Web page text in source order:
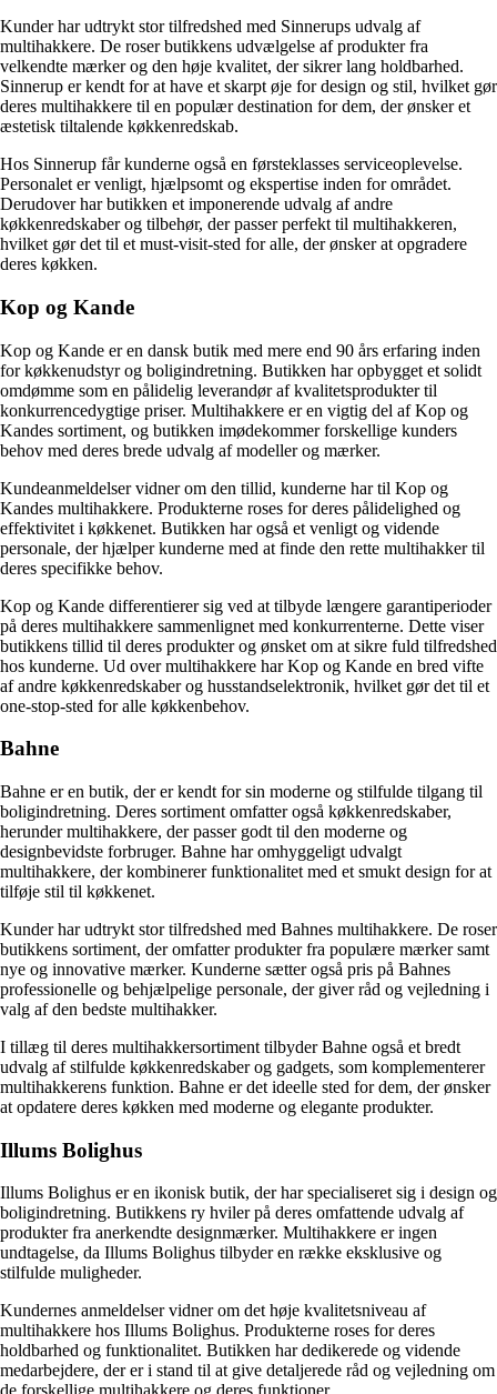
Kunder har udtrykt stor tilfredshed med Sinnerups udvalg af
multihakkere. De roser butikkens udvælgelse af produkter fra
velkendte mærker og den høje kvalitet, der sikrer lang holdbarhed.
Sinnerup er kendt for at have et skarpt øje for design og stil, hvilket gør
deres multihakkere til en populær destination for dem, der ønsker et
æstetisk tiltalende køkkenredskab.
Hos Sinnerup får kunderne også en førsteklasses serviceoplevelse.
Personalet er venligt, hjælpsomt og ekspertise inden for området.
Derudover har butikken et imponerende udvalg af andre
køkkenredskaber og tilbehør, der passer perfekt til multihakkeren,
hvilket gør det til et must-visit-sted for alle, der ønsker at opgradere
deres køkken.
Kop og Kande
Kop og Kande er en dansk butik med mere end 90 års erfaring inden
for køkkenudstyr og boligindretning. Butikken har opbygget et solidt
omdømme som en pålidelig leverandør af kvalitetsprodukter til
konkurrencedygtige priser. Multihakkere er en vigtig del af Kop og
Kandes sortiment, og butikken imødekommer forskellige kunders
behov med deres brede udvalg af modeller og mærker.
Kundeanmeldelser vidner om den tillid, kunderne har til Kop og
Kandes multihakkere. Produkterne roses for deres pålidelighed og
effektivitet i køkkenet. Butikken har også et venligt og vidende
personale, der hjælper kunderne med at finde den rette multihakker til
deres specifikke behov.
Kop og Kande differentierer sig ved at tilbyde længere garantiperioder
på deres multihakkere sammenlignet med konkurrenterne. Dette viser
butikkens tillid til deres produkter og ønsket om at sikre fuld tilfredshed
hos kunderne. Ud over multihakkere har Kop og Kande en bred vifte
af andre køkkenredskaber og husstandselektronik, hvilket gør det til et
one-stop-sted for alle køkkenbehov.
Bahne
Bahne er en butik, der er kendt for sin moderne og stilfulde tilgang til
boligindretning. Deres sortiment omfatter også køkkenredskaber,
herunder multihakkere, der passer godt til den moderne og
designbevidste forbruger. Bahne har omhyggeligt udvalgt
multihakkere, der kombinerer funktionalitet med et smukt design for at
tilføje stil til køkkenet.
Kunder har udtrykt stor tilfredshed med Bahnes multihakkere. De roser
butikkens sortiment, der omfatter produkter fra populære mærker samt
nye og innovative mærker. Kunderne sætter også pris på Bahnes
professionelle og behjælpelige personale, der giver råd og vejledning i
valg af den bedste multihakker.
I tillæg til deres multihakkersortiment tilbyder Bahne også et bredt
udvalg af stilfulde køkkenredskaber og gadgets, som komplementerer
multihakkerens funktion. Bahne er det ideelle sted for dem, der ønsker
at opdatere deres køkken med moderne og elegante produkter.
Illums Bolighus
Illums Bolighus er en ikonisk butik, der har specialiseret sig i design og
boligindretning. Butikkens ry hviler på deres omfattende udvalg af
produkter fra anerkendte designmærker. Multihakkere er ingen
undtagelse, da Illums Bolighus tilbyder en række eksklusive og
stilfulde muligheder.
Kundernes anmeldelser vidner om det høje kvalitetsniveau af
multihakkere hos Illums Bolighus. Produkterne roses for deres
holdbarhed og funktionalitet. Butikken har dedikerede og vidende
medarbejdere, der er i stand til at give detaljerede råd og vejledning om